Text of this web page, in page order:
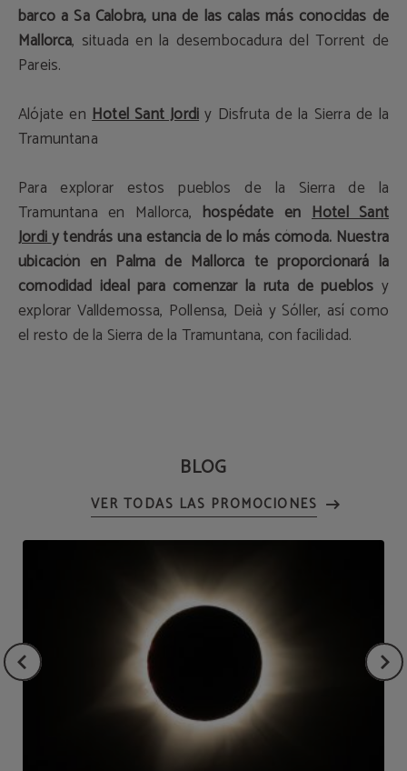
barco a Sa Calobra, una de las calas más conocidas de
Mallorca, situada en la desembocadura del Torrent de
Pareis.
Alójate enHotel Sant Jordi y Disfruta de la Sierra de la
Tramuntana
Para explorar estos pueblos de la Sierra de la
Tramuntana en Mallorca,hospédate en Hotel Sant
Jordiy tendrás una estancia de lo más cómoda. Nuestra
ubicación en Palma de Mallorca te proporcionará la
comodidad ideal para comenzar la ruta de pueblos y
explorar Valldemossa, Pollensa, Deià y Sóller, así como
el resto de la Sierra de la Tramuntana, con facilidad.
BLOG